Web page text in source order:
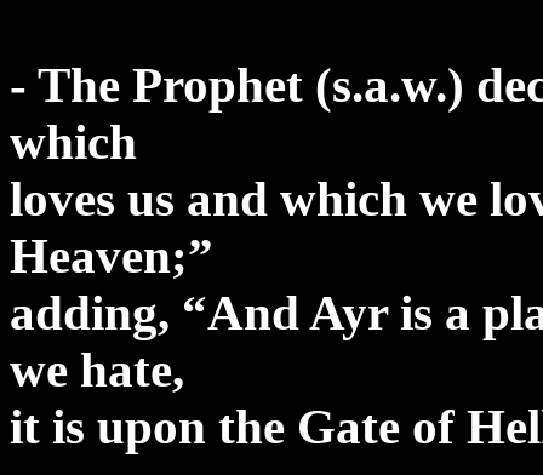
- The Prophet (s.a.w.)
which
loves us and which we
Heaven;”
adding, “And Ayr is a
we hate,
it is upon the Gate of